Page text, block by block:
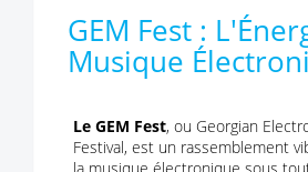
GEM Fest :
Musique
Le GEM Fest, ou Georgian
Festival, est un rassemblement